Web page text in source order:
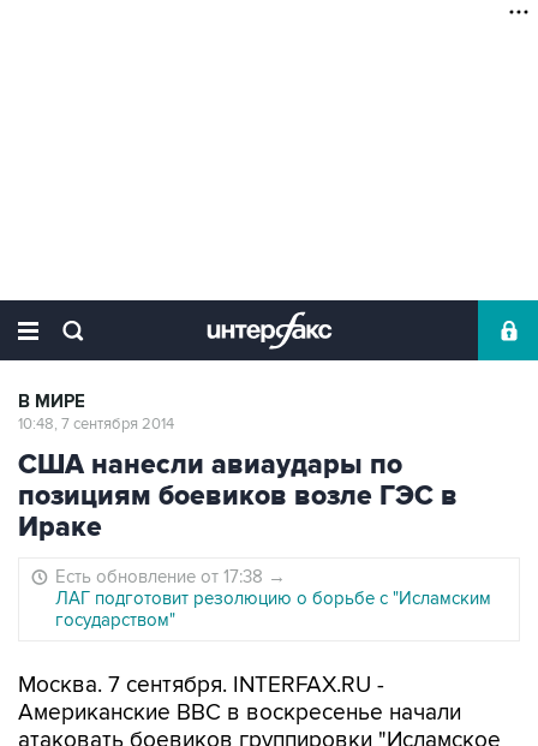
В МИРЕ
10:48, 7 сентября 2014
США нанесли авиаудары по
позициям боевиков возле ГЭС в
Ираке
Есть обновление от 17:38 →
ЛАГ подготовит резолюцию о борьбе с "Исламским
государством"
Москва. 7 сентября. INTERFAX.RU -
Американские ВВС в воскресенье начали